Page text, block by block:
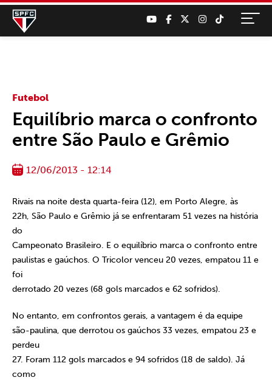
Futebol
Equilíbrio marca o confronto
entre São Paulo e Grêmio
12/06/2013 - 12:14
Rivais na noite desta quarta-feira (12), em Porto Alegre, às
22h, São Paulo e Grêmio já se enfrentaram 51 vezes na história
do
Campeonato Brasileiro. E o equilíbrio marca o confronto entre
paulistas e gaúchos. O Tricolor venceu 20 vezes, empatou 11 e
foi
derrotado 20 vezes (68 gols marcados e 62 sofridos).
No entanto, em confrontos gerais, a vantagem é da equipe
são-paulina, que derrotou os gaúchos 33 vezes, empatou 23 e
perdeu
27. Foram 112 gols marcados e 94 sofridos (18 de saldo). Já
como